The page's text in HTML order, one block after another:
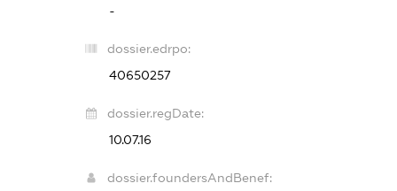
-
dossier.edrpo:
40650257
dossier.regDate:
10.07.16
dossier.foundersAndBenef: